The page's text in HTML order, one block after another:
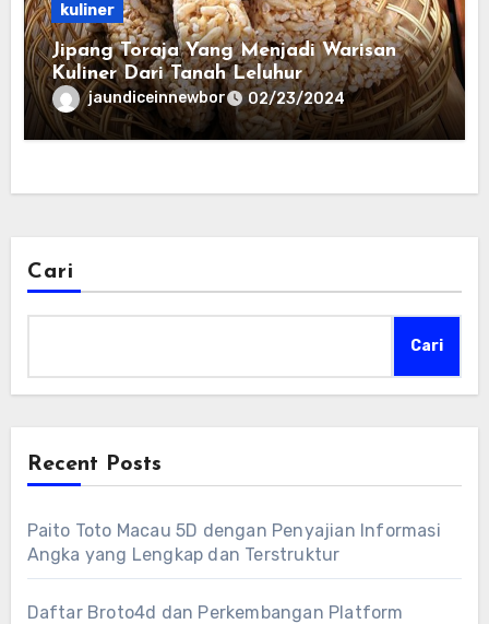
kuliner
Jipang Toraja Yang Menjadi Warisan
Kuliner Dari Tanah Leluhur
jaundiceinnewbor 02/23/2024
Cari
Cari
Recent Posts
Paito Toto Macau 5D dengan Penyajian Informasi
Angka yang Lengkap dan Terstruktur
Daftar Broto4d dan Perkembangan Platform